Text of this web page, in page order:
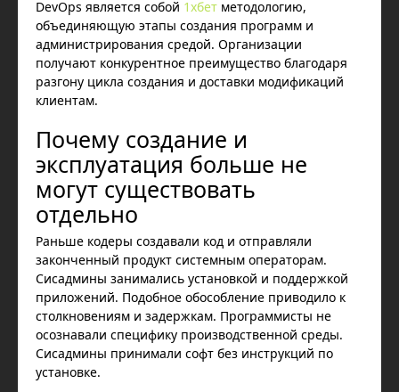
DevOps является собой 1хбет методологию,
объединяющую этапы создания программ и
администрирования средой. Организации
получают конкурентное преимущество благодаря
разгону цикла создания и доставки модификаций
клиентам.
Почему создание и
эксплуатация больше не
могут существовать
отдельно
Раньше кодеры создавали код и отправляли
законченный продукт системным операторам.
Сисадмины занимались установкой и поддержкой
приложений. Подобное обособление приводило к
столкновениям и задержкам. Программисты не
осознавали специфику производственной среды.
Сисадмины принимали софт без инструкций по
установке.